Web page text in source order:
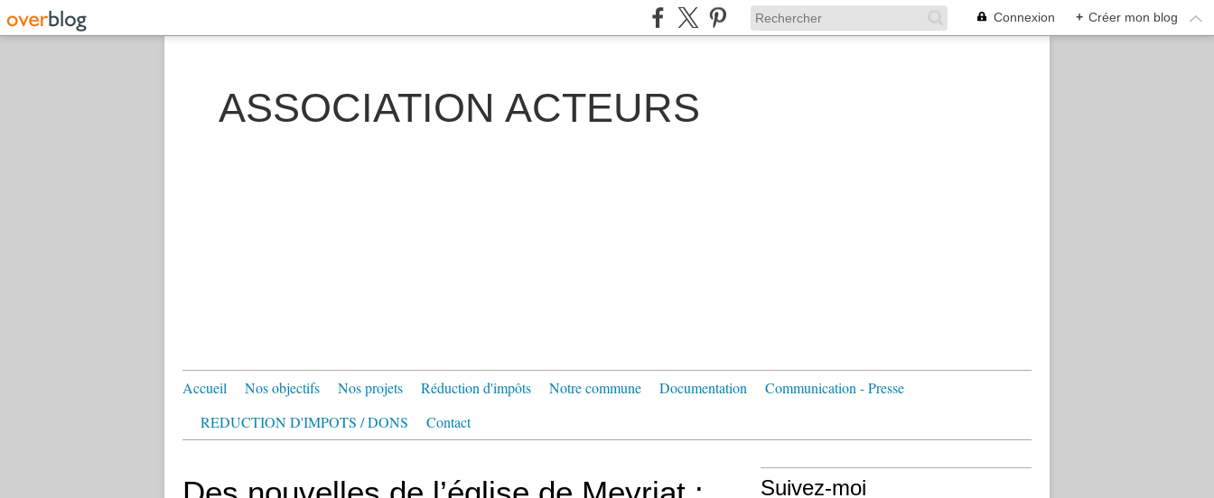
Connexion + Créer mon blog
ASSOCIATION ACTEURS
Accueil Nos objectifs Nos projets Réduction d'impôts Notre commune Documentation
Communication - Presse
REDUCTION D'IMPOTS / DONS
Contact
Suivez-moi